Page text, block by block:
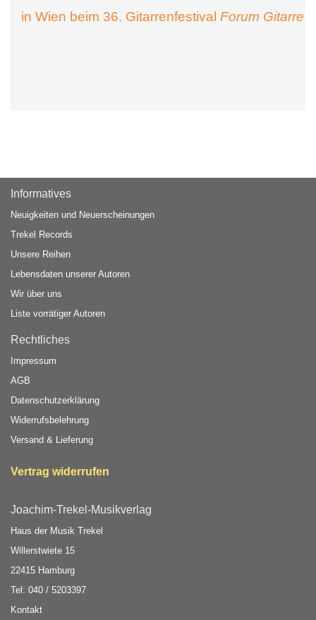
in Wien beim 36. Gitarrenfestival Forum Gitarre
Informatives
Neuigkeiten und Neuerscheinungen
Trekel Records
Unsere Reihen
Lebensdaten unserer Autoren
Wir über uns
Liste vorrätiger Autoren
Rechtliches
Impressum
AGB
Datenschutzerklärung
Widerrufsbelehrung
Versand & Lieferung
Vertrag widerrufen
Joachim-Trekel-Musikverlag
Haus der Musik Trekel
Willerstwiete 15
22415 Hamburg
Tel: 040 / 5203397
Kontakt